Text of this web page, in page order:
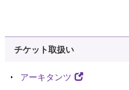
チケット取扱い
アーキタンツ